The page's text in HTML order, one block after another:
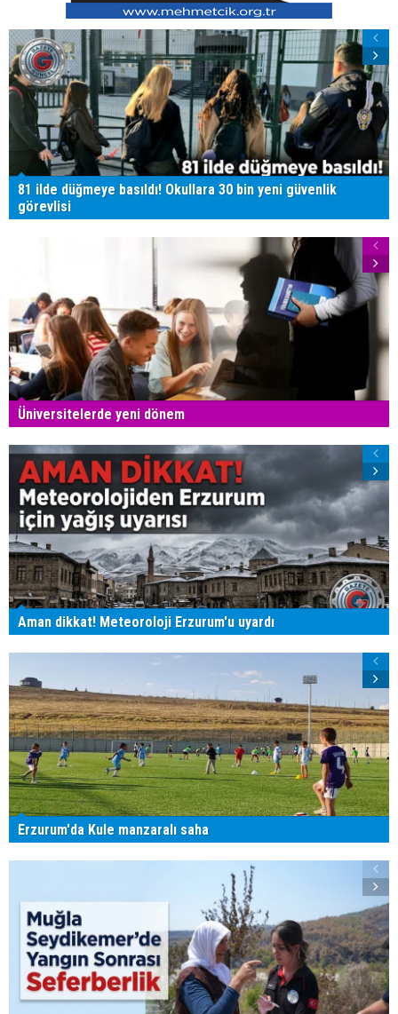
81 ilde düğmeye basıldı! Okullara 30 bin yeni güvenlik
görevlisi
Üniversitelerde yeni dönem
Aman dikkat! Meteoroloji Erzurum'u uyardı
Erzurum'da Kule manzaralı saha